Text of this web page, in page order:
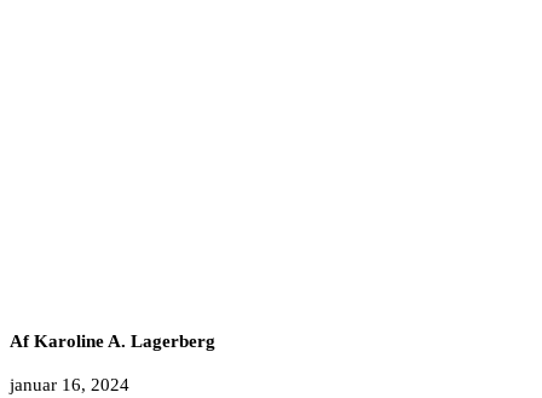
Af Karoline A. Lagerberg
januar 16, 2024